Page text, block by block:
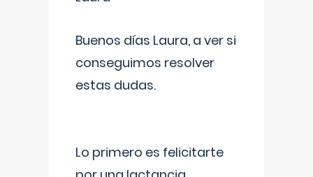
Buenos días Laura, a ver si
conseguimos resolver
estas dudas.
Lo primero es felicitarte